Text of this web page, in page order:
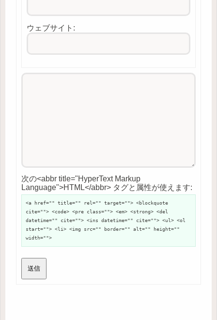
ウェブサイト:
次の<abbr title="HyperText Markup
Language">HTML</abbr> タグと属性が使えます:
<a href="" title="" rel="" target=""> <blockquote
cite=""> <code> <pre class=""> <em> <strong> <del
datetime="" cite=""> <ins datetime="" cite=""> <ul> <ol
start=""> <li> <img src="" border="" alt="" height=""
width="">
送信